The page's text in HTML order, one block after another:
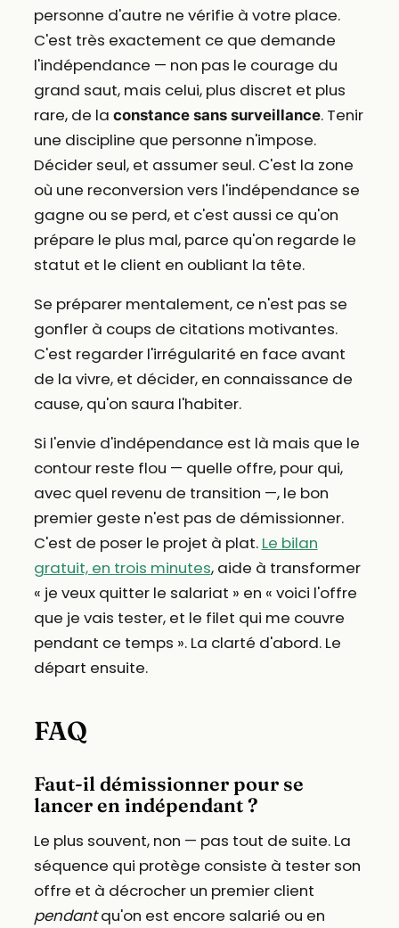
personne d'autre ne vérifie à votre place.
C'est très exactement ce que demande
l'indépendance — non pas le courage du
grand saut, mais celui, plus discret et plus
rare, de la constance sans surveillance. Tenir
une discipline que personne n'impose.
Décider seul, et assumer seul. C'est la zone
où une reconversion vers l'indépendance se
gagne ou se perd, et c'est aussi ce qu'on
prépare le plus mal, parce qu'on regarde le
statut et le client en oubliant la tête.
Se préparer mentalement, ce n'est pas se
gonfler à coups de citations motivantes.
C'est regarder l'irrégularité en face avant
de la vivre, et décider, en connaissance de
cause, qu'on saura l'habiter.
Si l'envie d'indépendance est là mais que le
contour reste flou — quelle offre, pour qui,
avec quel revenu de transition —, le bon
premier geste n'est pas de démissionner.
C'est de poser le projet à plat. Le bilan
gratuit, en trois minutes, aide à transformer
« je veux quitter le salariat » en « voici l'offre
que je vais tester, et le filet qui me couvre
pendant ce temps ». La clarté d'abord. Le
départ ensuite.
FAQ
Faut-il démissionner pour se
lancer en indépendant ?
Le plus souvent, non — pas tout de suite. La
séquence qui protège consiste à tester son
offre et à décrocher un premier client
pendantqu'on est encore salarié ou en